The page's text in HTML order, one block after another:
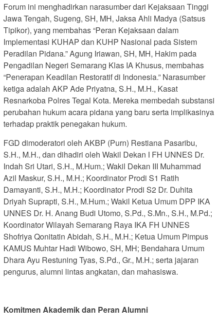
Forum ini menghadirkan narasumber dari Kejaksaan Tinggi
Jawa Tengah, Sugeng, SH, MH, Jaksa Ahli Madya (Satsus
Tipikor), yang membahas “Peran Kejaksaan dalam
Implementasi KUHAP dan KUHP Nasional pada Sistem
Peradilan Pidana.” Agung Iriawan, SH, MH, Hakim pada
Pengadilan Negeri Semarang Klas IA Khusus, membahas
“Penerapan Keadilan Restoratif di Indonesia.” Narasumber
ketiga adalah AKP Ade Priyatna, S.H., M.H., Kasat
Resnarkoba Polres Tegal Kota. Mereka membedah substansi
perubahan hukum acara pidana yang baru serta implikasinya
terhadap praktik penegakan hukum.
FGD dimoderatori oleh AKBP (Purn) Restiana Pasaribu,
S.H., M.H., dan dihadiri oleh Wakil Dekan I FH UNNES Dr.
Indah Sri Utari, S.H., M.Hum.; Wakil Dekan III Muhammad
Azil Maskur, S.H., M.H.; Koordinator Prodi S1 Ratih
Damayanti, S.H., M.H.; Koordinator Prodi S2 Dr. Duhita
Driyah Suprapti, S.H., M.Hum.; Wakil Ketua Umum DPP IKA
UNNES Dr. H. Anang Budi Utomo, S.Pd., S.Mn., S.H., M.Pd.;
Koordinator Wilayah Semarang Raya IKA FH UNNES
Shofriya Qonitatin Abidah, S.H., M.H.; Ketua Umum Pimpus
KAMUS Muhtar Hadi Wibowo, SH, MH; Bendahara Umum
Dhara Ayu Restuning Tyas, S.Pd., Gr., M.H.; serta jajaran
pengurus, alumni lintas angkatan, dan mahasiswa.
Komitmen Akademik dan Peran Alumni